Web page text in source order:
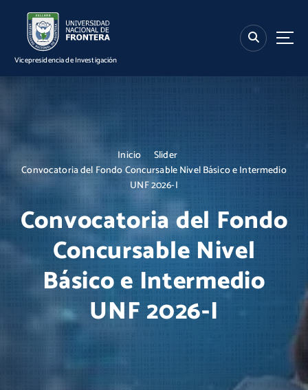
Vicepresidencia de Investigación
Inicio
Slider
Convocatoria del Fondo Concursable Nivel Básico e Intermedio
UNF 2026-I
Convocatoria del Fondo
Concursable Nivel
Básico e Intermedio
UNF 2026-I